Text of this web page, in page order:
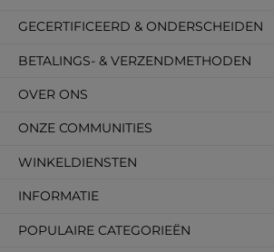
WINKELDIENSTEN
INFORMATIE
POPULAIRE CATEGORIEËN
BETALINGS- & VERZENDMETHODEN
OVER ONS
GECERTIFICEERD & ONDERSCHEIDEN
ONZE COMMUNITIES